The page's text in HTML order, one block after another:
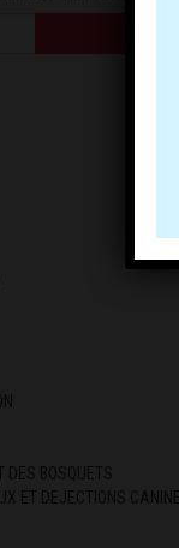
BOSQUETS
ET DEJECTIONS